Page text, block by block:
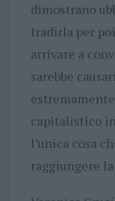
dimostrano
tradirla per
arrivare a
sarebbe
capitalistico
l’unica cosa
raggiungere